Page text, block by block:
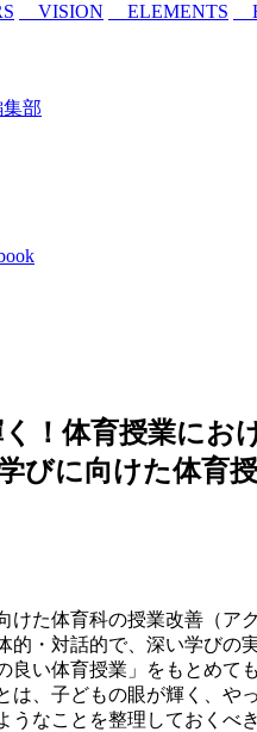
VISION ELEMENTS
部
！体育授業に
びに向けた体育
た体育科の授業改善（ア
対話的で、深い学びの
良い体育授業」をもとめ
は、子どもの眼が輝く、
なことを整理しておくべ